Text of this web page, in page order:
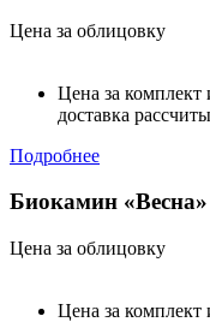
Цена за облицовку
Цена за комплект
доставка
Подробнее
Биокамин «Весна»
Цена за облицовку
Цена за комплект